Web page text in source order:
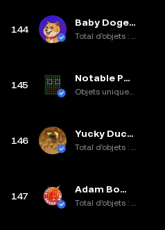
144
Baby Doge Army
Total d’objets : 10K
145
Notable Pepes
Objets uniques : 395
146
Yucky Ducks
Total d’objets : 7,8K
147
Adam Bomb Squad
Total d’objets : 25K